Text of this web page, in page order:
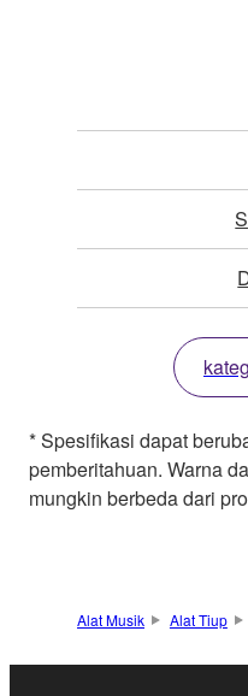
* Spesifikasi dapat
pemberitahuan. Warna
mungkin berbeda dari
Alat Musik Alat Tiup